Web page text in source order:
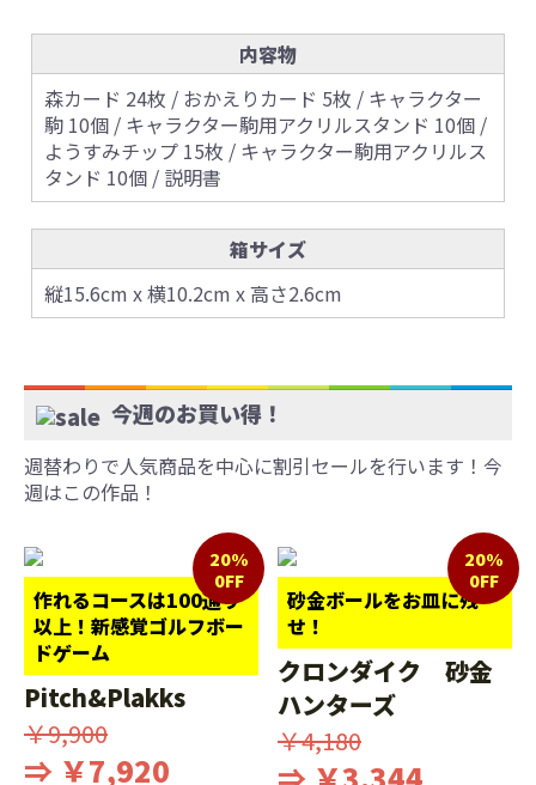
内容物
森カード 24枚 / おかえりカード 5枚 / キャラクター
駒 10個 / キャラクター駒用アクリルスタンド 10個 /
ようすみチップ 15枚 / キャラクター駒用アクリルス
タンド 10個 / 説明書
箱サイズ
縦15.6cm x 横10.2cm x 高さ2.6cm
今週のお買い得！
週替わりで人気商品を中心に割引セールを行います！今
週はこの作品！
作れるコースは100通り
以上！新感覚ゴルフボー
ドゲーム
20%
0FF
Pitch&Plakks
￥9,900
⇒ ￥7,920
砂金ボールをお皿に残
せ！
20%
0FF
クロンダイク 砂金
ハンターズ
￥4,180